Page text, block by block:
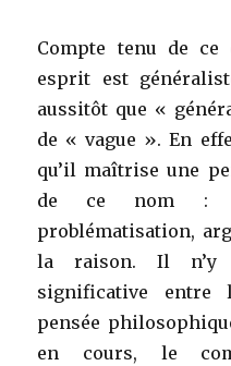
Compte tenu de
esprit est
aussitôt que «
de « vague ». En
qu’il maîtrise une
de ce nom :
problématisation,
la raison. Il n’y
significative entre
pensée
en cours, le